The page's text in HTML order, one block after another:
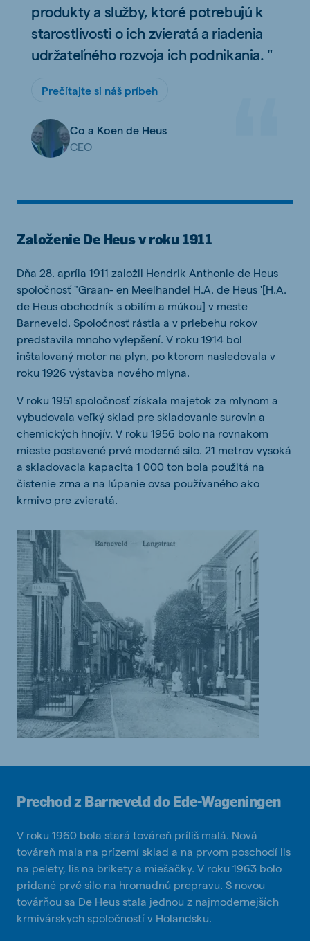
produkty a služby, ktoré potrebujú k
starostlivosti o ich zvieratá a riadenia
udržateľného rozvoja ich podnikania. "
Prečítajte si náš príbeh
Co a Koen de Heus
CEO
Založenie De Heus v roku 1911
Dňa 28. apríla 1911 založil Hendrik Anthonie de Heus
spoločnosť "Graan- en Meelhandel H.A. de Heus '[H.A.
de Heus obchodník s obilím a múkou] v meste
Barneveld. Spoločnosť rástla a v priebehu rokov
predstavila mnoho vylepšení. V roku 1914 bol
inštalovaný motor na plyn, po ktorom nasledovala v
roku 1926 výstavba nového mlyna.
V roku 1951 spoločnosť získala majetok za mlynom a
vybudovala veľký sklad pre skladovanie surovín a
chemických hnojív. V roku 1956 bolo na rovnakom
mieste postavené prvé moderné silo. 21 metrov vysoká
a skladovacia kapacita 1 000 ton bola použitá na
čistenie zrna a na lúpanie ovsa používaného ako
krmivo pre zvieratá.
Prechod z Barneveld do Ede-Wageningen
V roku 1960 bola stará továreň príliš malá. Nová
továreň mala na prízemí sklad a na prvom poschodí lis
na pelety, lis na brikety a miešačky. V roku 1963 bolo
pridané prvé silo na hromadnú prepravu. S novou
továrňou sa De Heus stala jednou z najmodernejších
krmivárskych spoločností v Holandsku.